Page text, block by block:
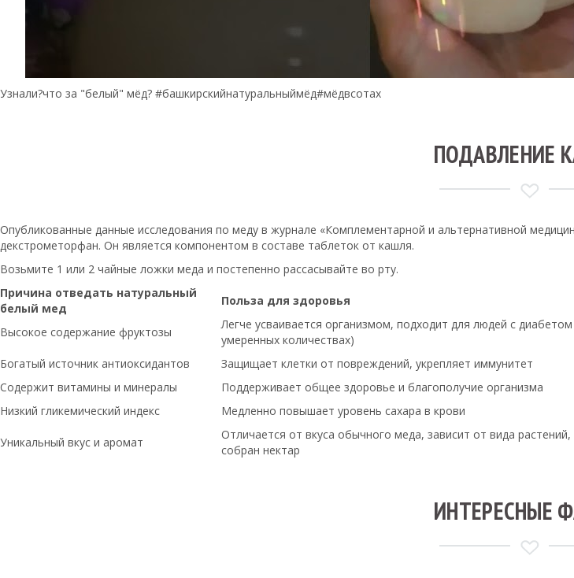
Узнали?что за "белый" мёд? #башкирскийнатуральныймёд#мёдвсотах
ПОДАВЛЕНИЕ
Опубликованные данные исследования по меду в журнале «Комплементарной и альтернативной
декстрометорфан. Он является компонентом в составе таблеток от кашля.
Возьмите 1 или 2 чайные ложки меда и постепенно рассасывайте во рту.
Причина отведать натуральный
белый мед
Польза для здоровья
Высокое содержание фруктозы
Легче усваивается организмом, подходит для людей с диабетом
умеренных количествах)
Богатый источник антиоксидантов
Защищает клетки от повреждений, укрепляет иммунитет
Содержит витамины и минералы
Поддерживает общее здоровье и благополучие организма
Низкий гликемический индекс
Медленно повышает уровень сахара в крови
Уникальный вкус и аромат
Отличается от вкуса обычного меда, зависит от вида
собран нектар
ИНТЕРЕСНЫЕ